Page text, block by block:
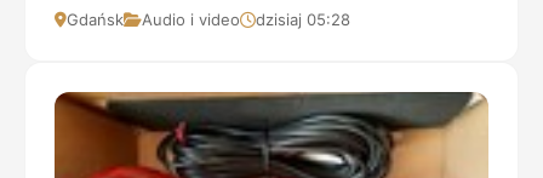
Gdańsk Audio i video dzisiaj 05:28